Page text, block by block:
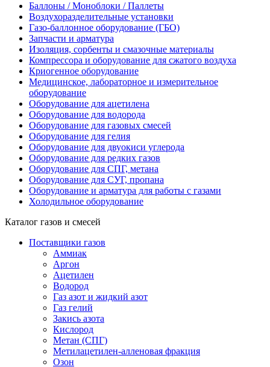
Баллоны / Моноблоки / Паллеты
Воздухоразделительные установки
Газо-баллонное оборудование (ГБО)
Запчасти и арматура
Изоляция, сорбенты и смазочные материалы
Компрессора и оборудование для сжатого воздуха
Криогенное оборудование
Медицинское, лабораторное и измерительное
оборудование
Оборудование для ацетилена
Оборудование для водорода
Оборудование для газовых смесей
Оборудование для гелия
Оборудование для двуокиси углерода
Оборудование для редких газов
Оборудование для СПГ, метана
Оборудование для СУГ, пропана
Оборудование и арматура для работы с газами
Холодильное оборудование
Каталог газов и смесей
Поставщики газов
Аммиак
Аргон
Ацетилен
Водород
Газ азот и жидкий азот
Газ гелий
Закись азота
Кислород
Метан (СПГ)
Метилацетилен-алленовая фракция
Озон